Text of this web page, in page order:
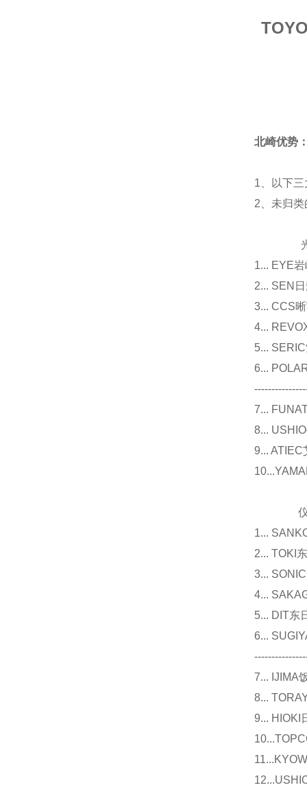
北崎优势
1、以下
2、未归
光源
1... EYE
2... SEN
3... CCS
4...
5...
6...
7...
8...
9...
仪器
1...
2... TOKI
3...
4...
5... DIT东
6...
7... IJIMA
8...
9... HIOKI